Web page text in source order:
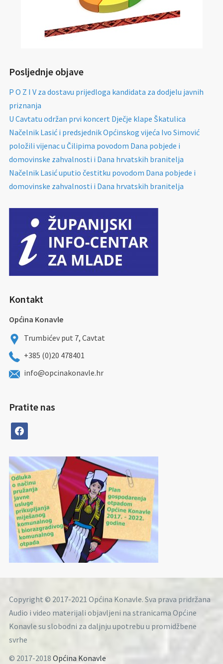
Posljednje objave
P O Z I V za dostavu prijedloga kandidata za dodjelu javnih
priznanja
U Cavtatu održan prvi koncert Dječje klape Škatulica
Načelnik Lasić i predsjednik Općinskog vijeća Ivo Simović
položili vijenac u Čilipima povodom Dana pobjede i
domovinske zahvalnosti i Dana hrvatskih branitelja
Načelnik Lasić uputio čestitku povodom Dana pobjede i
domovinske zahvalnosti i Dana hrvatskih branitelja
Kontakt
Općina Konavle
Trumbićev put 7, Cavtat
+385 (0)20 478401
info@opcinakonavle.hr
Pratite nas
facebook
Copyright © 2017-2021 Općina Konavle. Sva prava pridržana
Audio i video materijali objavljeni na stranicama Općine
Konavle su slobodni za daljnju upotrebu u promidžbene
svrhe
© 2017-2018 Općina Konavle